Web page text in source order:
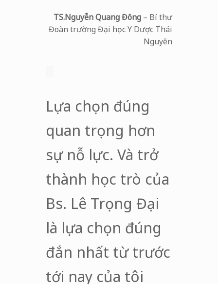
TS.Nguyễn Quang Đông – Bí thư
Đoàn trường Đại học Y Dược Thái
Nguyên
Lựa chọn đúng
quan trọng hơn
sự nỗ lực. Và trở
thành học trò của
Bs. Lê Trọng Đại
là lựa chọn đúng
đắn nhất từ trước
tới nay của tôi